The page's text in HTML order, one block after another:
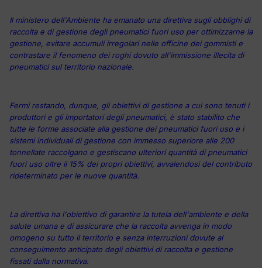
Il ministero dell'Ambiente ha emanato una direttiva sugli obblighi di
raccolta e di gestione degli pneumatici fuori uso per ottimizzarne la
gestione, evitare accumuli irregolari nelle officine dei gommisti e
contrastare il fenomeno dei roghi dovuto all'immissione illecita di
pneumatici sul territorio nazionale.
Fermi restando, dunque, gli obiettivi di gestione a cui sono tenuti i
produttori e gli importatori degli pneumatici, è stato stabilito che
tutte le forme associate alla gestione dei pneumatici fuori uso e i
sistemi individuali di gestione con immesso superiore alle 200
tonnellate raccolgano e gestiscano ulteriori quantità di pneumatici
fuori uso oltre il 15% dei propri obiettivi, avvalendosi del contributo
rideterminato per le nuove quantità.
La direttiva ha l'obiettivo di garantire la tutela dell'ambiente e della
salute umana e di assicurare che la raccolta avvenga in modo
omogeno su tutto il territorio e senza interruzioni dovute al
conseguimento anticipato degli obiettivi di raccolta e gestione
fissati dalla normativa.